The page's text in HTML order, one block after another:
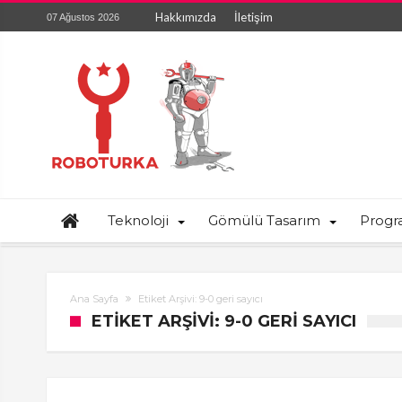
07 Ağustos 2026 Hakkımızda İletişim
Teknoloji Gömülü Tasarım
Ana Sayfa Etiket Arşivi: 9-0 geri sayıcı
ETIKET ARŞIVI: 9-0 GERI SAYICI